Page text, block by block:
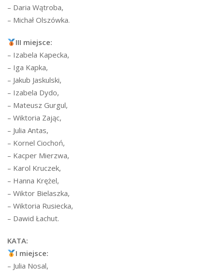
– Daria Wątroba,
– Michał Olszówka.
III miejsce:
– Izabela Kapecka,
– Iga Kapka,
– Jakub Jaskulski,
– Izabela Dydo,
– Mateusz Gurgul,
– Wiktoria Zając,
– Julia Antas,
– Kornel Ciochoń,
– Kacper Mierzwa,
– Karol Kruczek,
– Hanna Krężel,
– Wiktor Bielaszka,
– Wiktoria Rusiecka,
– Dawid Łachut.
KATA:
I miejsce:
– Julia Nosal,